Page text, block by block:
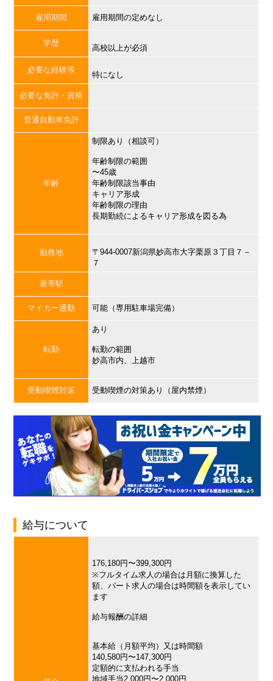
雇用期間 雇用期間の定めなし
学歴
高校以上が必須
必要な経験等
特になし
必要な免許・資格
普通自動車免許
年齢
制限あり（相談可）
年齢制限の範囲
〜45歳
年齢制限該当事由
キャリア形成
年齢制限の理由
長期勤続によるキャリア形成を図る為
勤務地
〒944-0007新潟県妙高市大字栗原３丁目７－
７
最寄駅
マイカー通勤 可能（専用駐車場完備）
転勤
あり
転勤の範囲
妙高市内、上越市
受動喫煙対策 受動喫煙の対策あり（屋内禁煙）
給与について
176,180円〜399,300円
※フルタイム求人の場合は月額に換算した
額、パート求人の場合は時間額を表示してい
ます
給与報酬の詳細
基本給（月額平均）又は時間額
140,580円〜147,300円
定額的に支払われる手当
地域手当2,000円〜2,000円